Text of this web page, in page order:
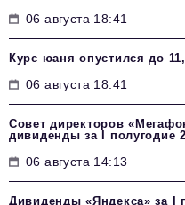
06 августа 18:41
Курс юаня опустился до
06 августа 18:41
Совет директоров
дивиденды за I полугодие
06 августа 14:13
Дивиденды «Яндекса» за I